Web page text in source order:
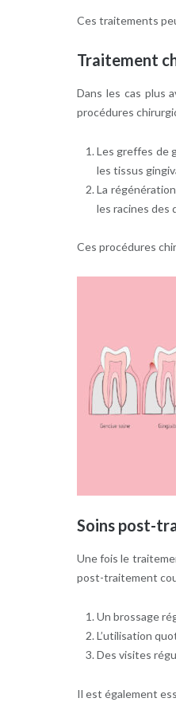
Ces traitements
Traitement
Dans les cas plus
procédures
Les greffes de
les tissus
La
les racines des
Ces procédures
Soins post-
Une fois le
post-traitement
Un brossage
L’utilisation
Des visites
Il est également